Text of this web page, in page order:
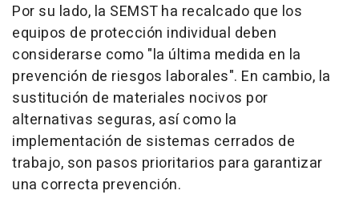
Por su lado, la SEMST ha recalcado que los
equipos de protección individual deben
considerarse como "la última medida en la
prevención de riesgos laborales". En cambio, la
sustitución de materiales nocivos por
alternativas seguras, así como la
implementación de sistemas cerrados de
trabajo, son pasos prioritarios para garantizar
una correcta prevención.